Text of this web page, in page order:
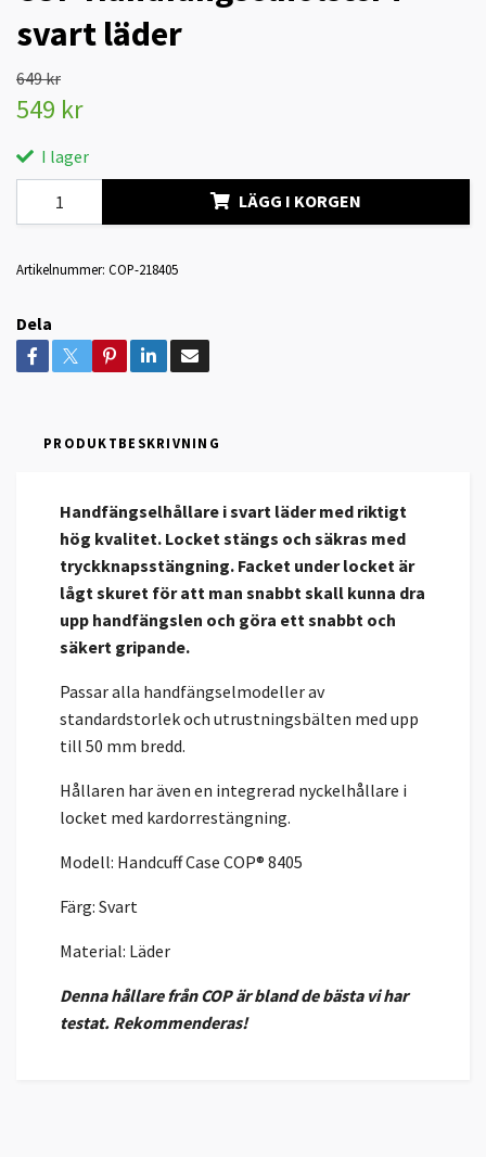
svart läder
649 kr
549 kr
I lager
LÄGG I KORGEN
Artikelnummer: COP-218405
Dela
PRODUKTBESKRIVNING
Handfängselhållare i svart läder med riktigt
hög kvalitet. Locket stängs och säkras med
tryckknapsstängning. Facket under locket är
lågt skuret för att man snabbt skall kunna dra
upp handfängslen och göra ett snabbt och
säkert gripande.
Passar alla handfängselmodeller av
standardstorlek och utrustningsbälten med upp
till 50 mm bredd.
Hållaren har även en integrerad nyckelhållare i
locket med kardorrestängning.
Modell: Handcuff Case COP® 8405
Färg: Svart
Material: Läder
Denna hållare från COP är bland de bästa vi har
testat. Rekommenderas!